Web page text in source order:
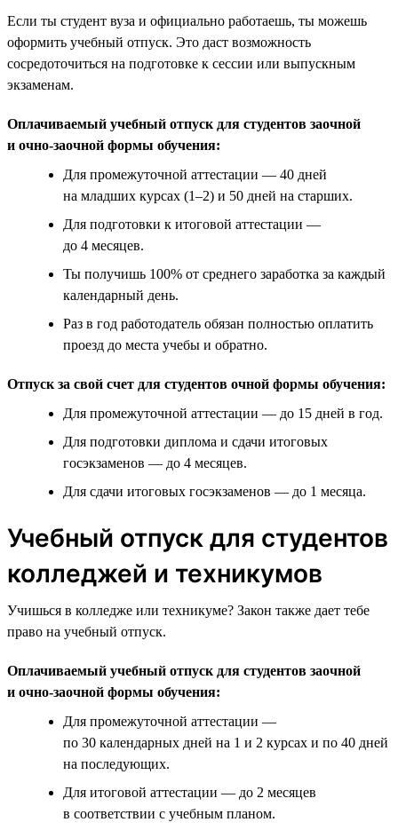
Если ты студент вуза и официально работаешь, ты можешь
оформить учебный отпуск. Это даст возможность
сосредоточиться на подготовке к сессии или выпускным
экзаменам.
Оплачиваемый учебный отпуск для студентов заочной
и очно-заочной формы обучения:
Для промежуточной аттестации — 40 дней
на младших курсах (1–2) и 50 дней на старших.
Для подготовки к итоговой аттестации —
до 4 месяцев.
Ты получишь 100% от среднего заработка за каждый
календарный день.
Раз в год работодатель обязан полностью оплатить
проезд до места учебы и обратно.
Отпуск за свой счет для студентов очной формы обучения:
Для промежуточной аттестации — до 15 дней в год.
Для подготовки диплома и сдачи итоговых
госэкзаменов — до 4 месяцев.
Для сдачи итоговых госэкзаменов — до 1 месяца.
Учебный отпуск для студентов
колледжей и техникумов
Учишься в колледже или техникуме? Закон также дает тебе
право на учебный отпуск.
Оплачиваемый учебный отпуск для студентов заочной
и очно-заочной формы обучения:
Для промежуточной аттестации —
по 30 календарных дней на 1 и 2 курсах и по 40 дней
на последующих.
Для итоговой аттестации — до 2 месяцев
в соответствии с учебным планом.